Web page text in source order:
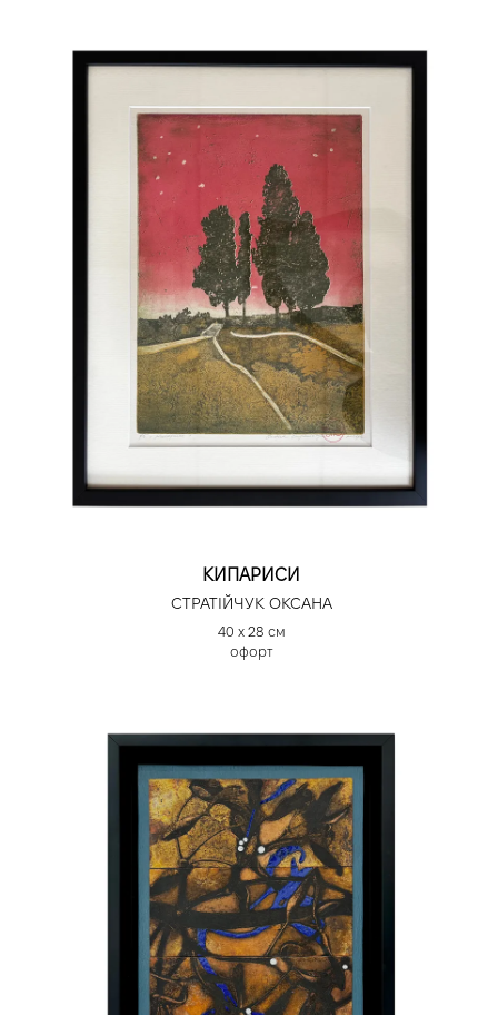
КИПАРИСИ
СТРАТІЙЧУК ОКСАНА
40 х 28 см
офорт